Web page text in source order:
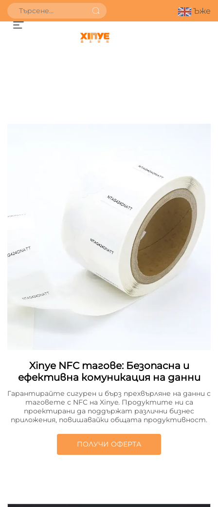
Ъже
Xinye NFC тагове: Безопасна и
ефективна комуникация на данни
Гарантирайте сигурен и бърз прехвърляне на данни с
таговете с NFC на Xinye. Продуктите ни са
проектирани да поддържат различни бизнес
приложения, повишавайки общата продуктивност.
ПОЛУЧИ ОФЕРТА